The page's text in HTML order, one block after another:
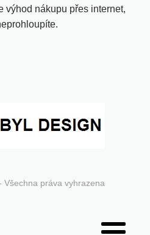
výhod nákupu přes internet,
práva vyhrazena